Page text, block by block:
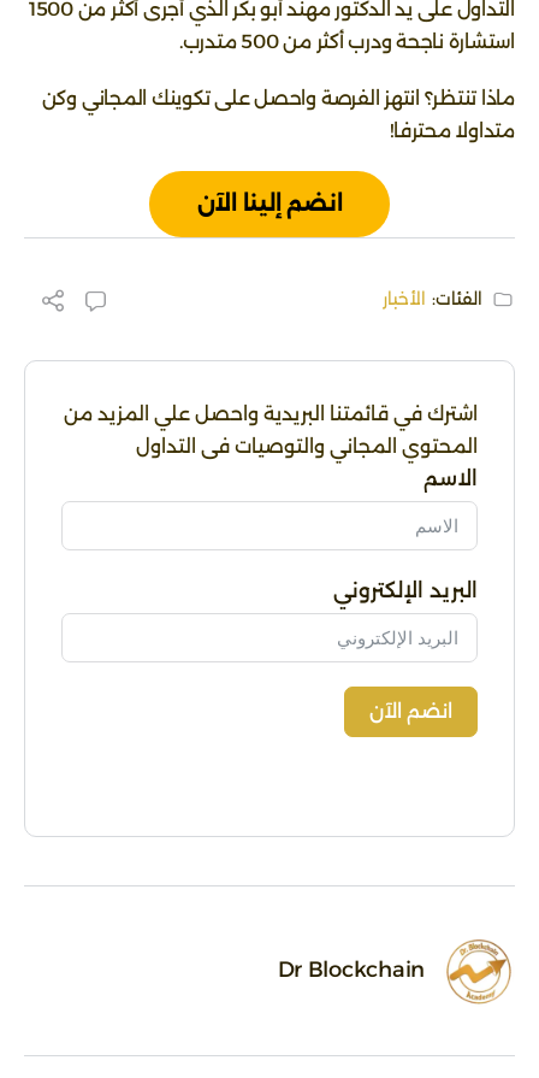
التداول على يد الدكتور مهند أبو بكر الذي أجرى أكثر من 1500
استشارة ناجحة ودرب أكثر من 500 متدرب.
ماذا تنتظر؟ انتهز الفرصة واحصل على تكوينك المجاني وكن
متداولا محترفا!
انضم إلينا الآن
الفئات: الأخبار
اشترك في قائمتنا البريدية واحصل علي المزيد من
المحتوي المجاني والتوصيات فى التداول
الاسم
البريد الإلكتروني
انضم الآن
Dr Blockchain